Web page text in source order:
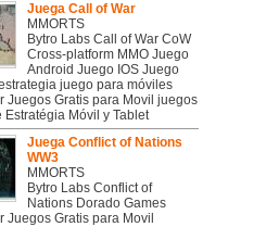
Juega Call of War
MMORTS
Bytro Labs Call of War CoW
Cross-platform MMO Juego
Android Juego IOS Juego
juego para móviles
Juegos Gratis para Movil juegos
Móvil y Tablet
Juega Conflict of Nations
WW3
MMORTS
Bytro Labs Conflict of
Nations Dorado Games
Gratis para Movil